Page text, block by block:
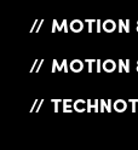
MOTION
MOTION